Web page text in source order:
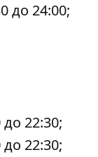
до 24:00;
до 22:30;
до 22:30;